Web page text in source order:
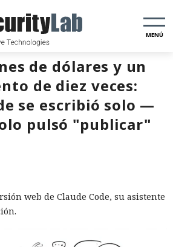
MENÚ
de dólares y un
de diez veces:
se escribió solo —
pulsó "publicar"
web de Claude Code, su asistente